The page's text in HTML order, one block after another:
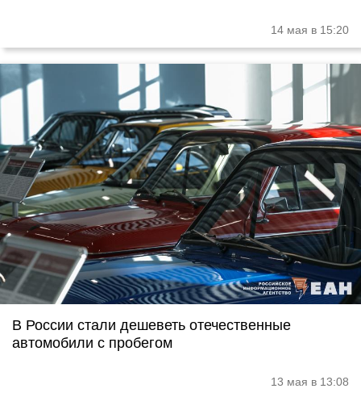
14 мая в 15:20
В России стали дешеветь отечественные
автомобили с пробегом
13 мая в 13:08